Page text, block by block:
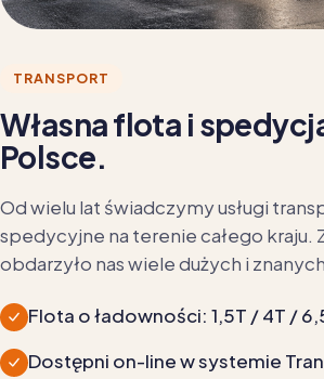
TRANSPORT
Własna flota i
Polsce.
Od wielu lat świadczymy usługi
spedycyjne na terenie całego kraju.
obdarzyło nas wiele dużych i
Flota o ładowności: 1,5T / 4T /
Dostępni on-line w systemie